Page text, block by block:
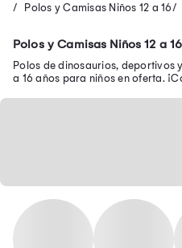
Polos y Camisas Niños 12 a 16
Polos y Camisas Niños 12 a
Polos de dinosaurios, deportivos
a 16 años para niños en oferta.